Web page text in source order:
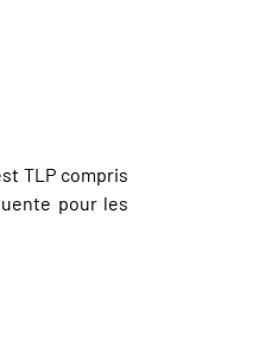
TLP compris
pour les